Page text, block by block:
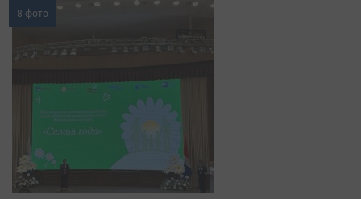
8 фото